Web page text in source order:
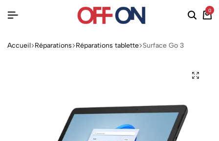
0
Accueil Réparations Réparations tablette Surface Go 3